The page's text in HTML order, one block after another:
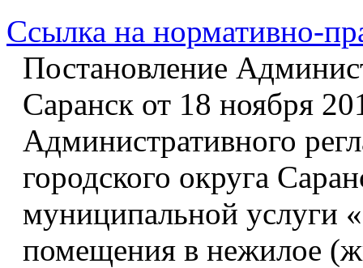
Ссылка на нормативно-
Постановление
Саранск от 18 ноября
Административного
городского округа
муниципальной услуги
помещения в нежилое